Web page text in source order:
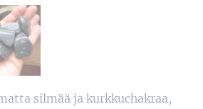
silmää ja kurkkuchakraa,